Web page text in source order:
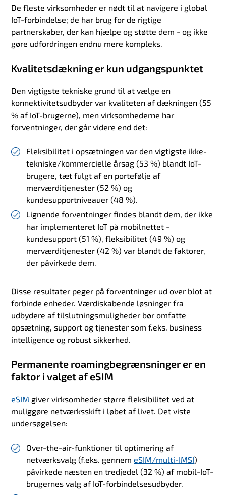
De fleste virksomheder er nødt til at navigere i global
IoT-forbindelse; de har brug for de rigtige
partnerskaber, der kan hjælpe og støtte dem - og ikke
gøre udfordringen endnu mere kompleks.
Kvalitetsdækning er kun udgangspunktet
Den vigtigste tekniske grund til at vælge en
konnektivitetsudbyder var kvaliteten af dækningen (55
% af IoT-brugerne), men virksomhederne har
forventninger, der går videre end det:
Fleksibilitet i opsætningen var den vigtigste ikke-
tekniske/kommercielle årsag (53 %) blandt IoT-
brugere, tæt fulgt af en portefølje af
merværditjenester (52 %) og
kundesupportniveauer (48 %).
Lignende forventninger findes blandt dem, der ikke
har implementeret IoT på mobilnettet -
kundesupport (51 %), fleksibilitet (49 %) og
merværditjenester (42 %) var blandt de faktorer,
der påvirkede dem.
Disse resultater peger på forventninger ud over blot at
forbinde enheder. Værdiskabende løsninger fra
udbydere af tilslutningsmuligheder bør omfatte
opsætning, support og tjenester som f.eks. business
intelligence og robust sikkerhed.
Permanente roamingbegrænsninger er en
faktor i valget af eSIM
eSIM givervirksomheder større fleksibilitet ved at
muliggøre netværksskift i løbet af livet. Det viste
undersøgelsen:
Over-the-air-funktionertil optimering af
netværksvalg (f.eks. gennemeSIM/multi-IMSI)
påvirkede næsten en tredjedel (32 %) af mobil-IoT-
brugernes valg af IoT-forbindelsesudbyder.